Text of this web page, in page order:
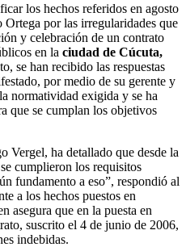
los hechos referidos en agosto
por las irregularidades que
y celebración de un contrato
en la ciudad de Cúcuta,
se han recibido las respuestas
por medio de su gerente y
normatividad exigida y se ha
que se cumplan los objetivos
Vergel, ha detallado que desde la
cumplieron los requisitos
fundamento a eso”, respondió al
a los hechos puestos en
asegura que en la puesta en
suscrito el 4 de junio de 2006,
indebidas.